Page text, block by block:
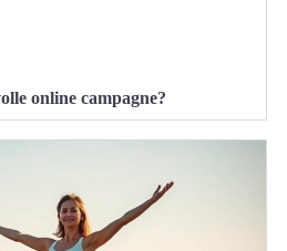
online campagne?